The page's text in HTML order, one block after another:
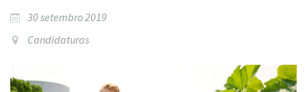
30 setembro 2019
Candidaturas